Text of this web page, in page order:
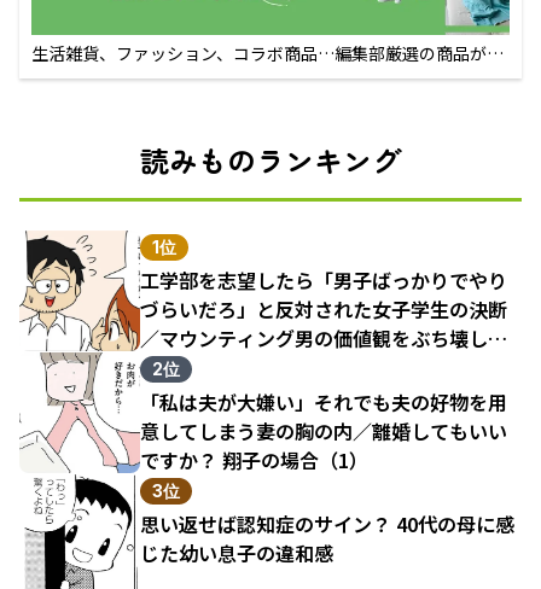
生活雑貨、ファッション、コラボ商品…編集部厳選の商品が買
えるECサイト
読みものランキング
1位
工学部を志望したら「男子ばっかりでやり
づらいだろ」と反対された女子学生の決断
／マウンティング男の価値観をぶち壊した
結果（1）
2位
「私は夫が大嫌い」それでも夫の好物を用
意してしまう妻の胸の内／離婚してもいい
ですか？ 翔子の場合（1）
3位
思い返せば認知症のサイン？ 40代の母に感
じた幼い息子の違和感